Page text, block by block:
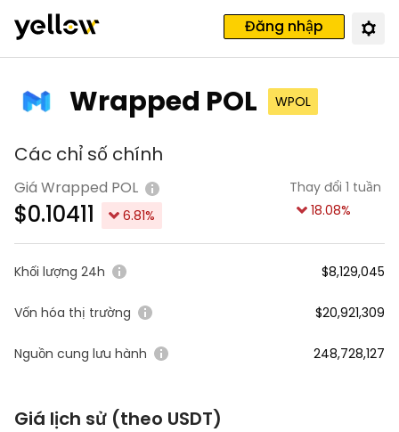
Đăng nhập
Wrapped POL WPOL
Các chỉ số chính
Giá Wrapped POL
$0.10411 6.81%
Thay đổi 1 tuần
18.08%
Khối lượng 24h $8,129,045
Vốn hóa thị trường $20,921,309
Nguồn cung lưu hành 248,728,127
Giá lịch sử (theo USDT)